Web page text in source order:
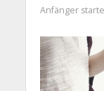
Anfänger